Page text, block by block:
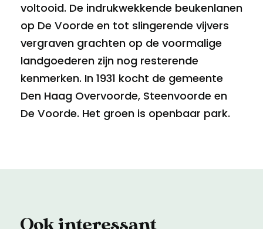
voltooid. De indrukwekkende beukenlanen
op De Voorde en tot slingerende vijvers
vergraven grachten op de voormalige
landgoederen zijn nog resterende
kenmerken. In 1931 kocht de gemeente
Den Haag Overvoorde, Steenvoorde en
De Voorde. Het groen is openbaar park.